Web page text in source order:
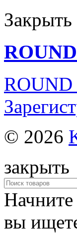
Закрыть
© 2026
закрыть
Начните
вы